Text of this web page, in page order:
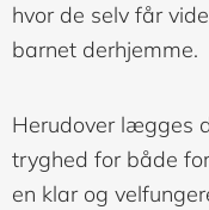
hvor de selv får
barnet derhjemme.
Herudover lægges
tryghed for både
en klar og